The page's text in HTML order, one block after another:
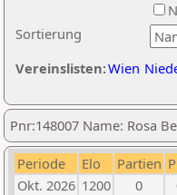
Sortierung
Vereinslisten:Wien
Pnr:148007 Name: Rosa
Periode Elo Partien
Okt. 2026 1200 0